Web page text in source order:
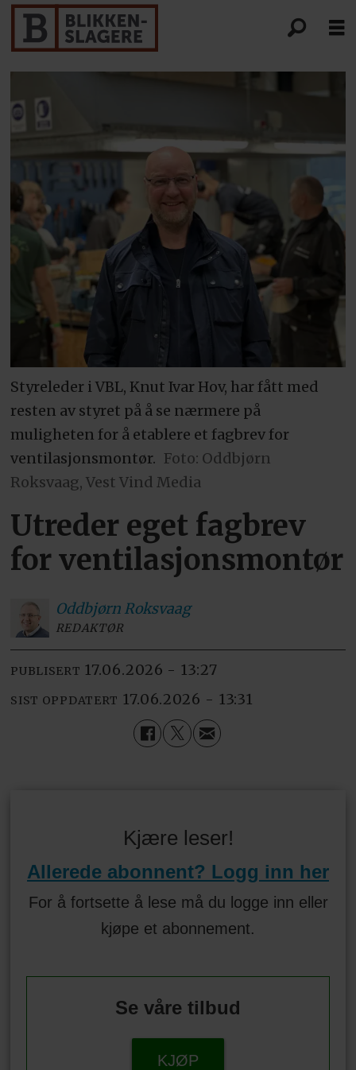
Styreleder i VBL, Knut Ivar Hov, har fått med
resten av styret på å se nærmere på
muligheten for å etablere et fagbrev for
ventilasjonsmontør. Foto: Oddbjørn
Roksvaag, Vest Vind Media
Utreder eget fagbrev
for ventilasjonsmontør
Oddbjørn Roksvaag
REDAKTØR
PUBLISERT 17.06.2026 - 13:27
SIST OPPDATERT 17.06.2026 - 13:31
Kjære leser!
Allerede abonnent? Logg inn her
For å fortsette å lese må du logge inn eller
kjøpe et abonnement.
Se våre tilbud
KJØP